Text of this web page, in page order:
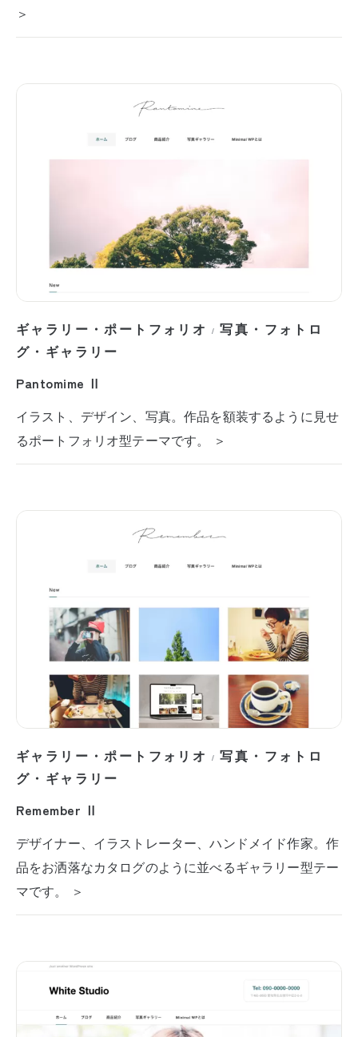
＞
ギャラリー・ポートフォリオ /写真・フォトロ
グ・ギャラリー
Pantomime Ⅱ
イラスト、デザイン、写真。作品を額装するように見せ
るポートフォリオ型テーマです。 ＞
ギャラリー・ポートフォリオ /写真・フォトロ
グ・ギャラリー
Remember Ⅱ
デザイナー、イラストレーター、ハンドメイド作家。作
品をお洒落なカタログのように並べるギャラリー型テー
マです。 ＞